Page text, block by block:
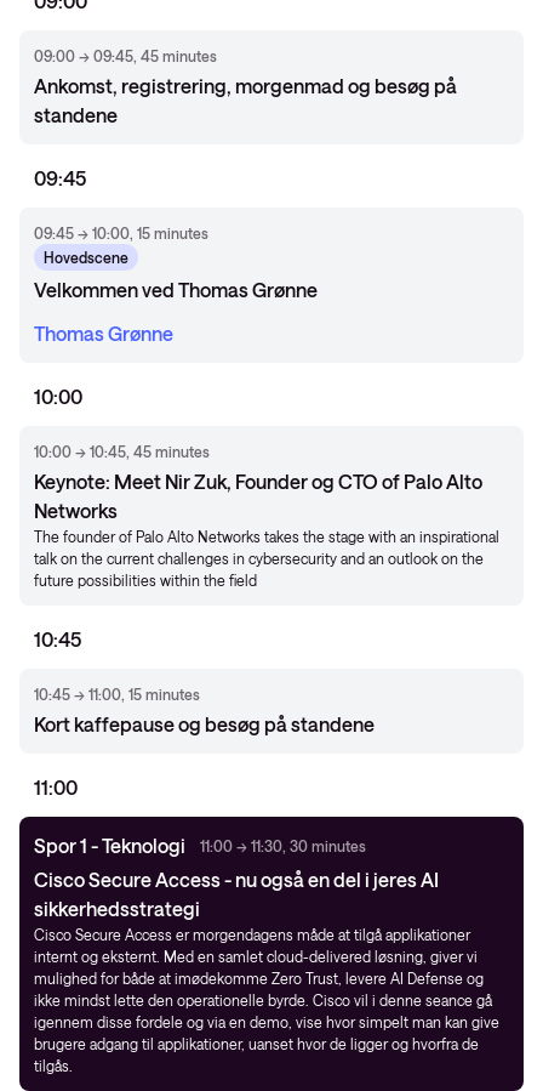
09:00 → 09:45, 45 minutes
Ankomst, registrering, morgenmad og besøg på
standene
09:45
Hovedscene
09:45 → 10:00, 15 minutes
Velkommen ved Thomas Grønne
Thomas Grønne
10:00
10:00 → 10:45, 45 minutes
Keynote: Meet Nir Zuk, Founder og CTO of Palo Alto
Networks
The founder of Palo Alto Networks takes the stage with an inspirational
talk on the current challenges in cybersecurity and an outlook on the
future possibilities within the field
10:45
10:45 → 11:00, 15 minutes
Kort kaffepause og besøg på standene
11:00
Spor 1 - Teknologi 11:00 → 11:30, 30 minutes
Cisco Secure Access - nu også en del i jeres AI
sikkerhedsstrategi
Cisco Secure Access er morgendagens måde at tilgå applikationer
internt og eksternt. Med en samlet cloud-delivered løsning, giver vi
mulighed for både at imødekomme Zero Trust, levere AI Defense og
ikke mindst lette den operationelle byrde. Cisco vil i denne seance gå
igennem disse fordele og via en demo, vise hvor simpelt man kan give
brugere adgang til applikationer, uanset hvor de ligger og hvorfra de
tilgås.